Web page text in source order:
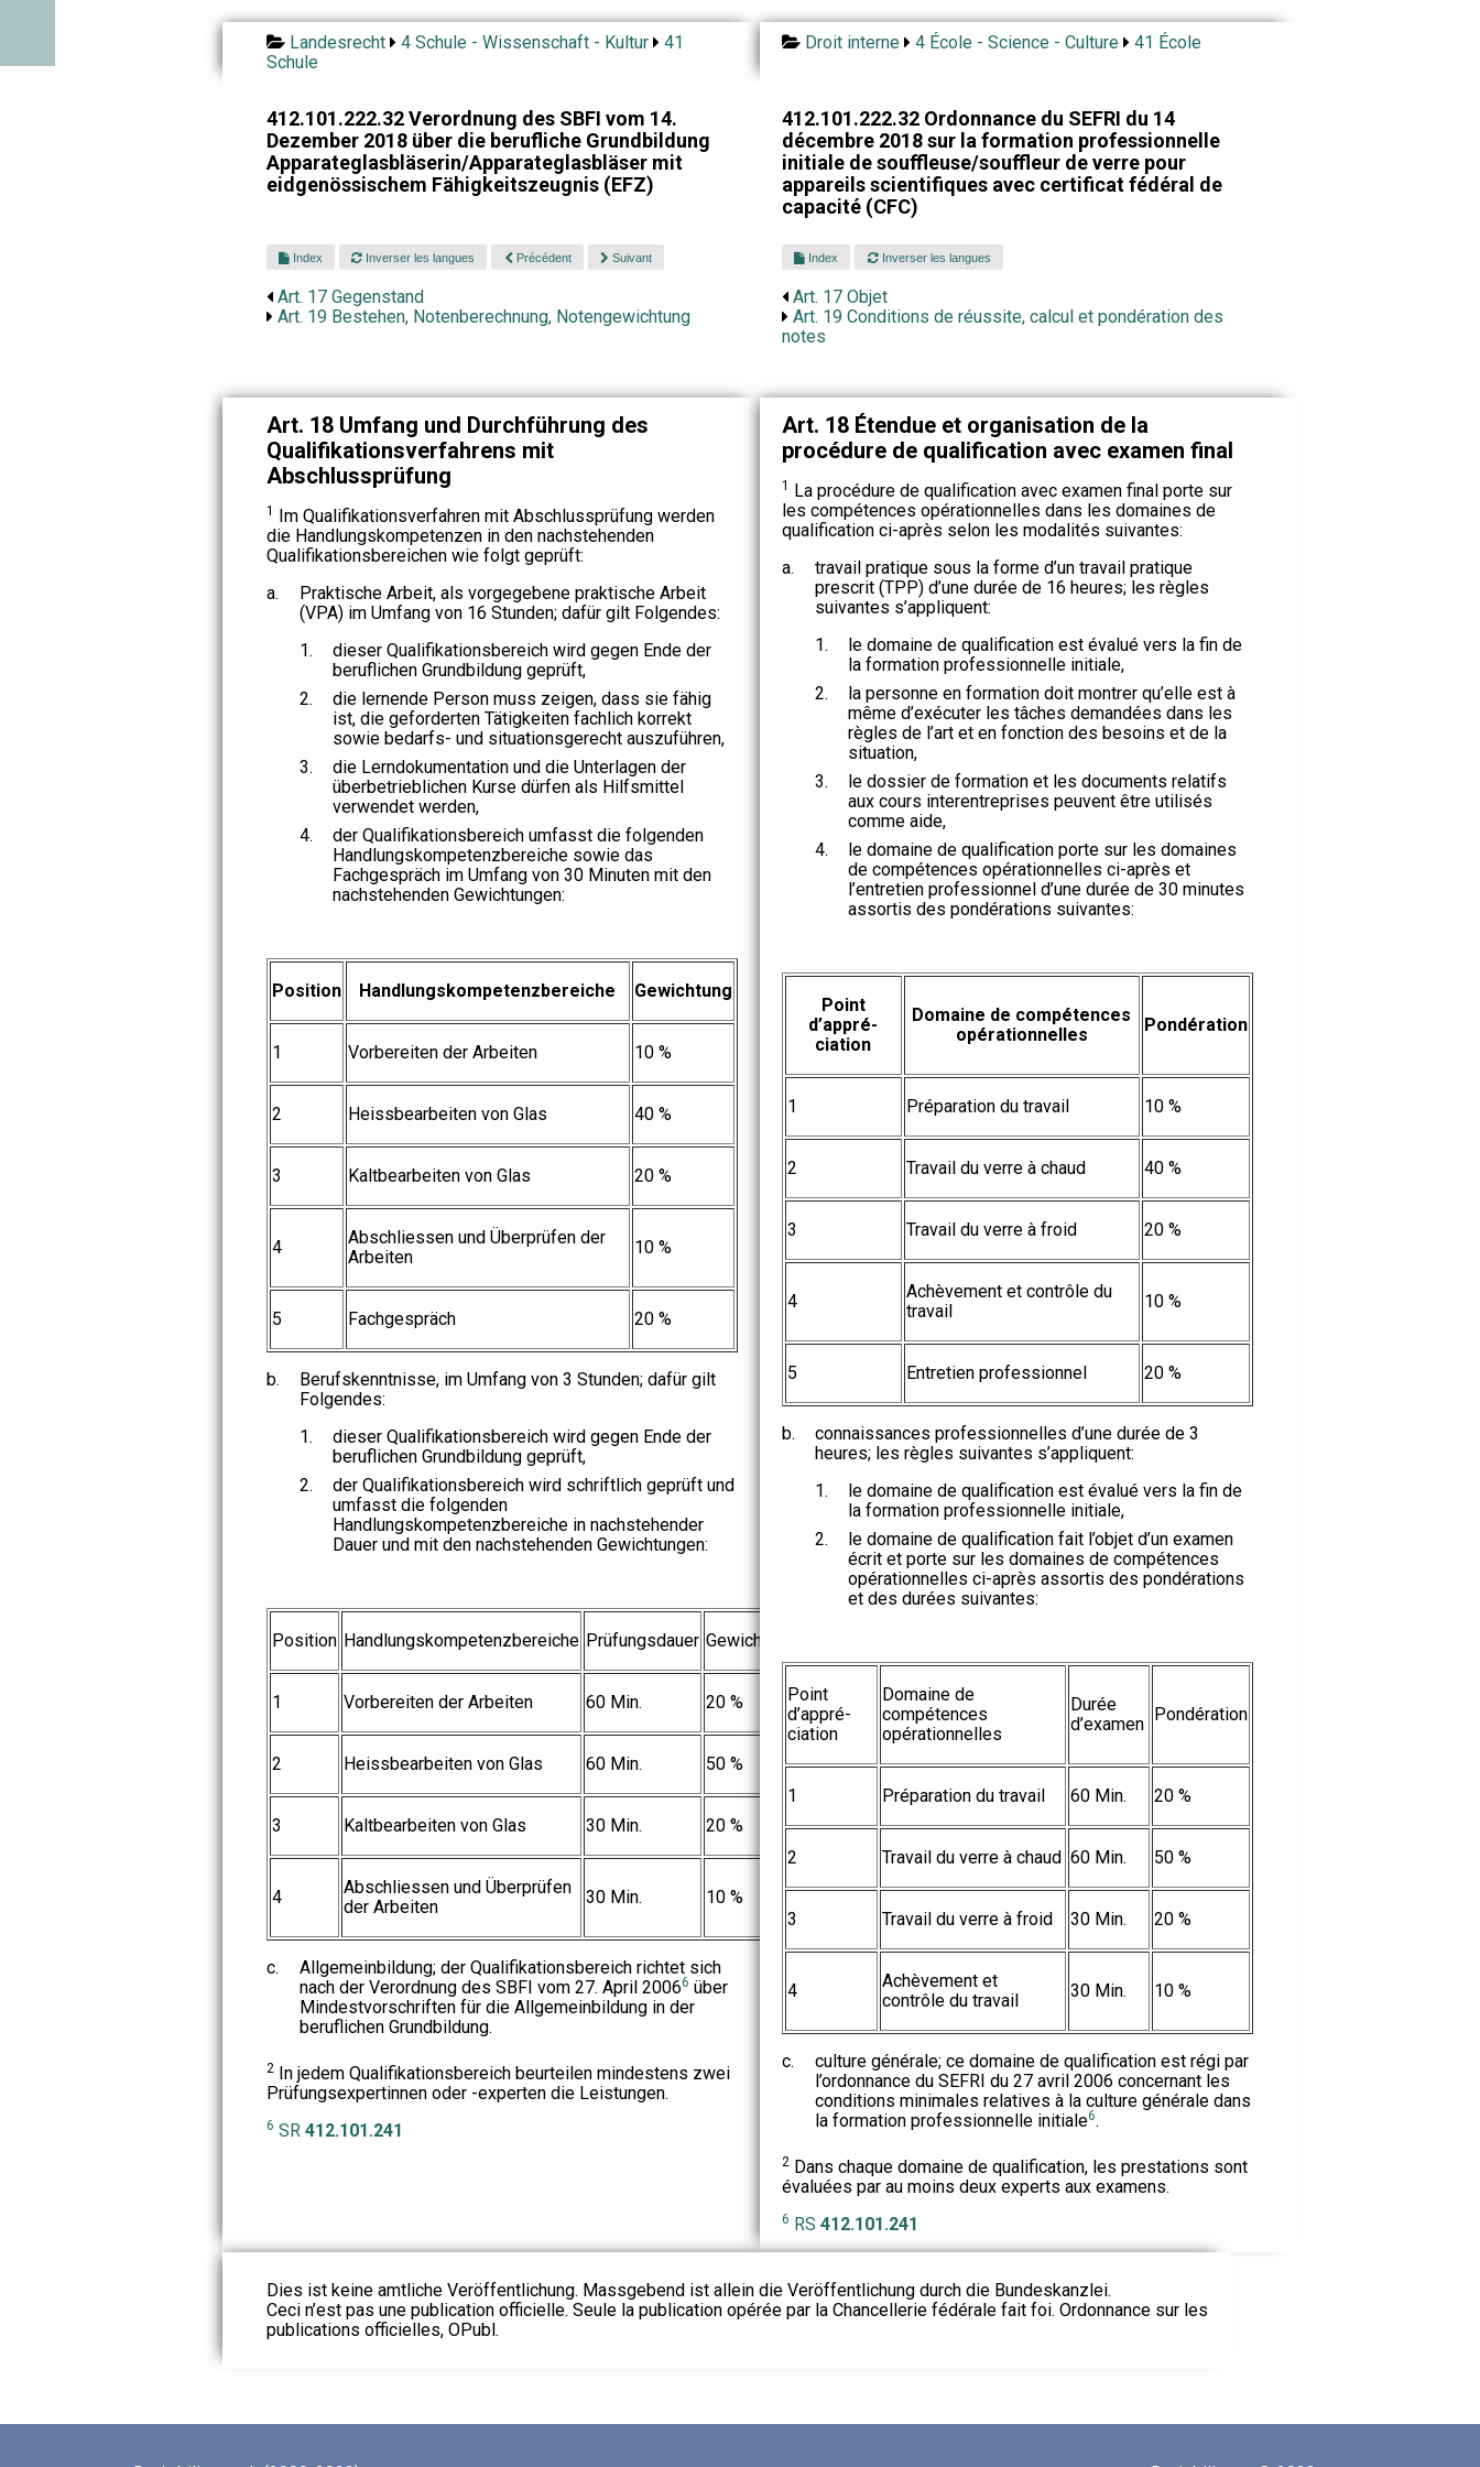
Landesrecht 4 Schule - Wissenschaft - Kultur
41
Schule
Droit interne 4 École - Science - Culture 41 École
412.101.222.32 Verordnung des SBFI vom 14.
Dezember 2018 über die berufliche Grundbildung
Apparateglasbläserin/Apparateglasbläser mit
eidgenössischem Fähigkeitszeugnis (EFZ)
412.101.222.32 Ordonnance du SEFRI du 14
décembre 2018 sur la formation professionnelle
initiale de souffleuse/souffleur de verre pour
appareils scientifiques avec certificat fédéral de
capacité (CFC)
Index Inverser les langues Précédent Suivant
Art. 17 Gegenstand
Art. 19 Bestehen, Notenberechnung, Notengewichtung
Index Inverser les langues
Art. 17 Objet
Art. 19 Conditions de réussite, calcul et pondération des
notes
Art. 18 Umfang und Durchführung des
Qualifikationsverfahrens mit
Abschlussprüfung
1 Im Qualifikationsverfahren mit Abschlussprüfung werden
die Handlungskompetenzen in den nachstehenden
Qualifikationsbereichen wie folgt geprüft:
a.
Praktische Arbeit, als vorgegebene praktische Arbeit
(VPA) im Umfang von 16 Stunden; dafür gilt Folgendes:
1.
dieser Qualifikationsbereich wird gegen Ende der
beruflichen Grundbildung geprüft,
2.
die lernende Person muss zeigen, dass sie fähig
ist, die geforderten Tätigkeiten fachlich korrekt
sowie bedarfs- und situationsgerecht auszuführen,
3.
die Lerndokumentation und die Unterlagen der
überbetrieblichen Kurse dürfen als Hilfsmittel
verwendet werden,
4.
der Qualifikationsbereich umfasst die folgenden
Handlungskompetenzbereiche sowie das
Fachgespräch im Umfang von 30 Minuten mit den
nachstehenden Gewichtungen:
Position Handlungskompetenzbereiche Gewichtung
1 Vorbereiten der Arbeiten 10 %
2 Heissbearbeiten von Glas 40 %
3 Kaltbearbeiten von Glas 20 %
4
Abschliessen und Überprüfen der
Arbeiten
10 %
5 Fachgespräch 20 %
b.
Berufskenntnisse, im Umfang von 3 Stunden; dafür gilt
Folgendes:
1.
dieser Qualifikationsbereich wird gegen Ende der
beruflichen Grundbildung geprüft,
2.
der Qualifikationsbereich wird schriftlich geprüft und
umfasst die folgenden
Handlungskompetenzbereiche in nachstehender
Dauer und mit den nachstehenden Gewichtungen:
Position Handlungskompetenzbereiche Prüfungsdauer Gewichtung
1 Vorbereiten der Arbeiten 60 Min. 20 %
2 Heissbearbeiten von Glas 60 Min. 50 %
3 Kaltbearbeiten von Glas 30 Min. 20 %
4
Abschliessen und Überprüfen
der Arbeiten
30 Min. 10 %
c.
Allgemeinbildung; der Qualifikationsbereich richtet sich
nach der Verordnung des SBFI vom 27. April 20066 über
Mindestvorschriften für die Allgemeinbildung in der
beruflichen Grundbildung.
2In jedem Qualifikationsbereich beurteilen mindestens zwei
Prüfungsexpertinnen oder -experten die Leistungen.
6 SR 412.101.241
Art. 18 Étendue et organisation de la
procédure de qualification avec examen final
1 La procédure de qualification avec examen final porte sur
les compétences opérationnelles dans les domaines de
qualification ci-après selon les modalités suivantes:
a.
travail pratique sous la forme d’un travail pratique
prescrit (TPP) d’une durée de 16 heures; les règles
suivantes s’appliquent:
1.
le domaine de qualification est évalué vers la fin de
la formation professionnelle initiale,
2.
la personne en formation doit montrer qu’elle est à
même d’exécuter les tâches demandées dans les
règles de l’art et en fonction des besoins et de la
situation,
3.
le dossier de formation et les documents relatifs
aux cours interentreprises peuvent être utilisés
comme aide,
4.
le domaine de qualification porte sur les domaines
de compétences opérationnelles ci-après et
l’entretien professionnel d’une durée de 30 minutes
assortis des pondérations suivantes:
Point
d’appré-
ciation
Domaine de compétences
opérationnelles
Pondération
1 Préparation du travail 10 %
2 Travail du verre à chaud 40 %
3 Travail du verre à froid 20 %
4
Achèvement et contrôle du
travail
10 %
5 Entretien professionnel 20 %
b.
connaissances professionnelles d’une durée de 3
heures; les règles suivantes s’appliquent:
1.
le domaine de qualification est évalué vers la fin de
la formation professionnelle initiale,
2.
le domaine de qualification fait l’objet d’un examen
écrit et porte sur les domaines de compétences
opérationnelles ci-après assortis des pondérations
et des durées suivantes:
Point
d’appré-
ciation
Domaine de
compétences
opérationnelles
Durée
d’examen Pondération
1 Préparation du travail 60 Min. 20 %
2 Travail du verre à chaud 60 Min. 50 %
3 Travail du verre à froid 30 Min. 20 %
4
Achèvement et
contrôle du travail
30 Min. 10 %
c.
culture générale; ce domaine de qualification est régi par
l’ordonnance du SEFRI du 27 avril 2006 concernant les
conditions minimales relatives à la culture générale dans
la formation professionnelle initiale6.
2Dans chaque domaine de qualification, les prestations sont
évaluées par au moins deux experts aux examens.
6 RS 412.101.241
Dies ist keine amtliche Veröffentlichung. Massgebend ist allein die Veröffentlichung durch die Bundeskanzlei.
Ceci n’est pas une publication officielle. Seule la publication opérée par la Chancellerie fédérale fait foi. Ordonnance sur les
publications officielles, OPubl.